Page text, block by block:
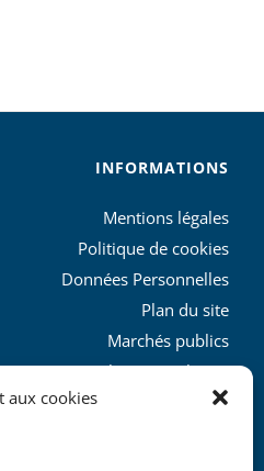
aux cookies
INFORMATIONS
Mentions légales
Politique de cookies
Données Personnelles
Plan du site
Marchés publics
Charte graphique
L’agglo recrute